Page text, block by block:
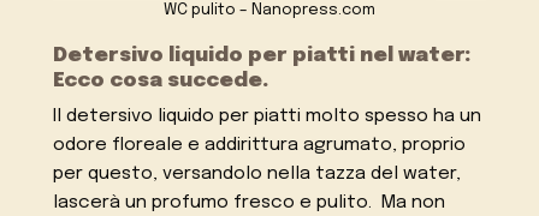
WC pulito – Nanopress.com
Detersivo liquido per piatti nel water:
Ecco cosa succede.
Il detersivo liquido per piatti molto spesso ha un
odore floreale e addirittura agrumato, proprio
per questo, versandolo nella tazza del water,
lascerà un profumo fresco e pulito. Ma non